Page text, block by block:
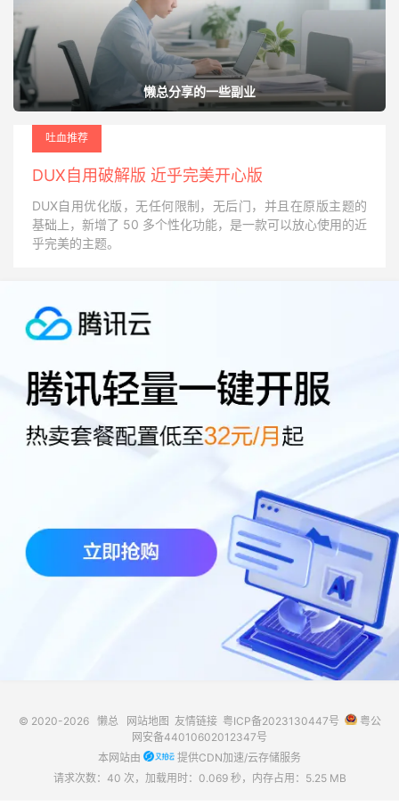
懒总分享的一些副业
吐血推荐
DUX自用破解版 近乎完美开心版
DUX自用优化版，无任何限制，无后门，并且在原版主题的
基础上，新增了 50 多个性化功能，是一款可以放心使用的近
乎完美的主题。
© 2020-2026 懒总 网站地图 友情链接 粤ICP备2023130447号
粤公
网安备44010602012347号
本网站由
提供CDN加速/云存储服务
请求次数：40 次，加载用时：0.069 秒，内存占用：5.25 MB